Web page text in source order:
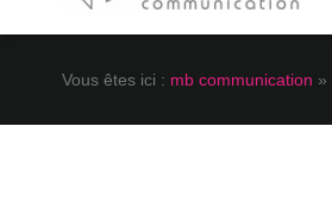
Vous êtes ici : mb communication »